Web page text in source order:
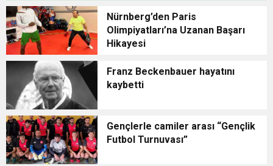
Nürnberg’den Paris
Olimpiyatları’na Uzanan Başarı
Hikayesi
Franz Beckenbauer hayatını
kaybetti
Gençlerle camiler arası “Gençlik
Futbol Turnuvası”